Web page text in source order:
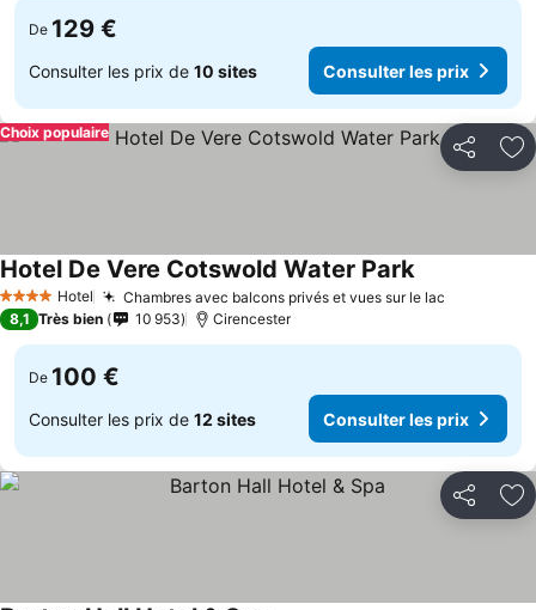
De 129 €
Consulter les prix de 10 sites Consulter les prix
Partager
Choix populaire
4 Étoiles Hotel Chambres avec balcons privés et vues sur le lac
Hotel De Vere Cotswold Water Park
8,1 Très bien 10 953 Cirencester
De 100 €
Consulter les prix de 12 sites Consulter les prix
Partager